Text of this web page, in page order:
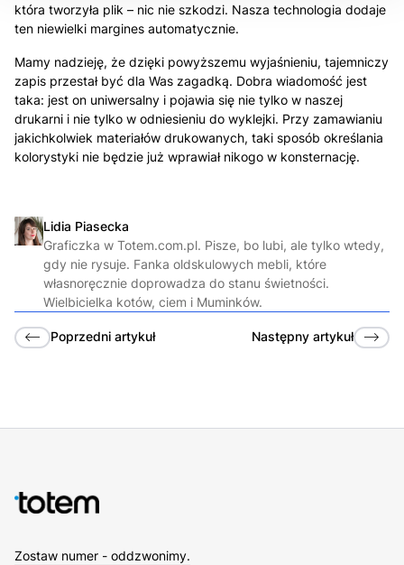
która tworzyła plik – nic nie szkodzi. Nasza technologia dodaje
ten niewielki margines automatycznie.
Mamy nadzieję, że dzięki powyższemu wyjaśnieniu, tajemniczy
zapis przestał być dla Was zagadką. Dobra wiadomość jest
taka: jest on uniwersalny i pojawia się nie tylko w naszej
drukarni i nie tylko w odniesieniu do wyklejki. Przy zamawianiu
jakichkolwiek materiałów drukowanych, taki sposób określania
kolorystyki nie będzie już wprawiał nikogo w konsternację.
Lidia Piasecka
Graficzka w Totem.com.pl. Pisze, bo lubi, ale tylko wtedy,
gdy nie rysuje. Fanka oldskulowych mebli, które
własnoręcznie doprowadza do stanu świetności.
Wielbicielka kotów, ciem i Muminków.
Poprzedni artykuł Następny artykuł
Zostaw numer - oddzwonimy.